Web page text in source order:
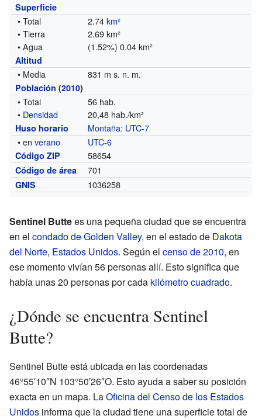
Superficie
• Total 2.74km²
• Tierra
2.69 km²
• Agua
(1.52%) 0.04 km²
Altitud
• Media 831 m s. n. m.
Población (2010)
• Total
56 hab.
• Densidad 20,48 hab./km²
Huso horario Montaña: UTC-7
• enverano UTC-6
Código ZIP 58654
Código de área 701
GNIS 1036258
Sentinel Buttees una pequeña ciudad que se encuentra
en el condado de Golden Valley, en el estado de Dakota
del Norte, Estados Unidos. Según el censo de 2010, en
ese momento vivían 56 personas allí. Esto significa que
había unas 20 personas por cada kilómetro cuadrado.
¿Dónde se encuentra Sentinel
Butte?
Sentinel Butte está ubicada en las coordenadas
46°55′10″N 103°50′26″O. Esto ayuda a saber su posición
exacta en un mapa. LaOficina del Censo de los Estados
Unidos informa que la ciudad tiene una superficie total de